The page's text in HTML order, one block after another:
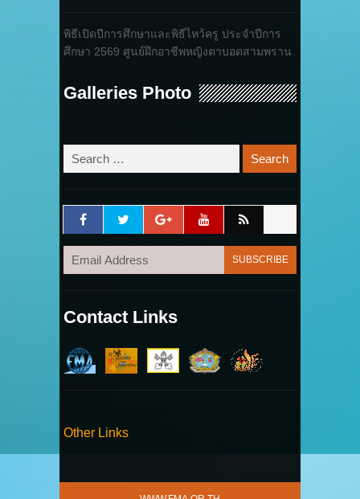
พิธีเปิดปีการศึกษาและพิธีไหว้ครู ประจำปีการ
ศึกษา 2569 ศูนย์ฝึกอาชีพหญิงตาบอดสามพราน
Galleries Photo
Contact Links
Other Links